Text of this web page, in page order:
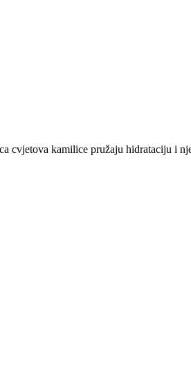
cvjetova kamilice pružaju hidrataciju i